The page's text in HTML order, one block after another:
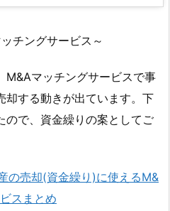
チングサービス～
M&Aマッチングサービスで事
却する動きが出ています。下
ので、資金繰りの案としてご
の売却(資金繰り)に使えるM&
スまとめ